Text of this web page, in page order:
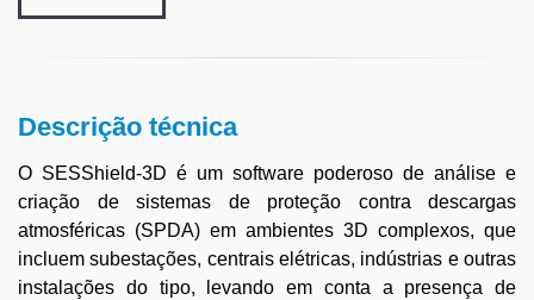
Descrição técnica
O SESShield-3D é um software poderoso de análise e
criação de sistemas de proteção contra descargas
atmosféricas (SPDA) em ambientes 3D complexos, que
incluem subestações, centrais elétricas, indústrias e outras
instalações do tipo, levando em conta a presença de